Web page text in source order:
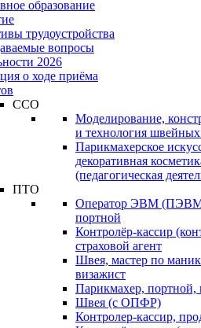
образование
трудоустройства
вопросы
2026
о ходе приёма
ССО
Моделирование,
и технология
Парикмахерское
декоративная
(педагогическая
ПТО
Оператор ЭВМ
портной
Контролёр-кассир
страховой агент
Швея, мастер по
визажист
Парикмахер, портной,
Швея (с ОПФР)
Контролер-кассир,